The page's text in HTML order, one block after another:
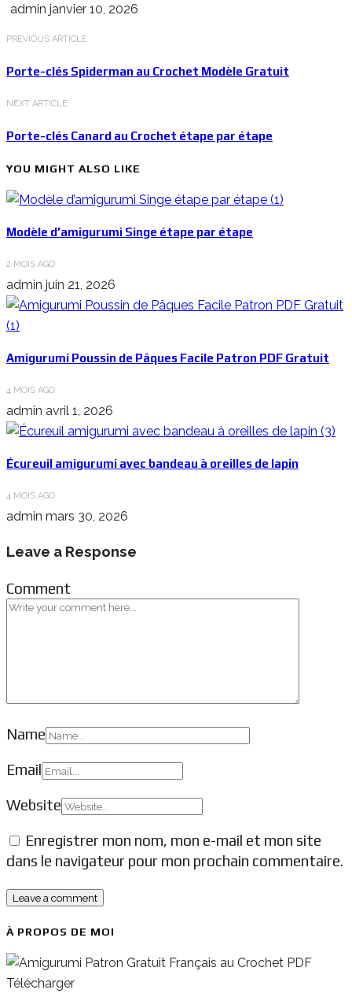
admin janvier 10, 2026
PREVIOUS ARTICLE
Porte-clés Spiderman au Crochet Modèle Gratuit
NEXT ARTICLE
Porte-clés Canard au Crochet étape par étape
YOU MIGHT ALSO LIKE
Modèle d’amigurumi Singe étape par étape
2 MOIS AGO
admin juin 21, 2026
Amigurumi Poussin de Pâques Facile Patron PDF Gratuit
4 MOIS AGO
admin avril 1, 2026
Écureuil amigurumi avec bandeau à oreilles de lapin
4 MOIS AGO
admin mars 30, 2026
Leave a Response
Comment
Name
Email
Website
Enregistrer mon nom, mon e-mail et mon site
dans le navigateur pour mon prochain commentaire.
À PROPOS DE MOI